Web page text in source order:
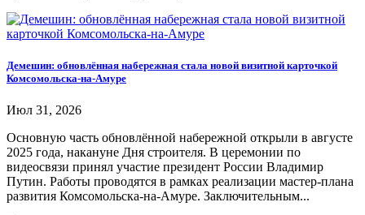
Демешин: обновлённая набережная стала новой визитной карточкой
Комсомольска-на-Амуре
Июл 31, 2026
Основную часть обновлённой набережной открыли в августе
2025 года, накануне Дня строителя. В церемонии по
видеосвязи принял участие президент России Владимир
Путин. Работы проводятся в рамках реализации мастер-плана
развития Комсомольска-на-Амуре. Заключительным...